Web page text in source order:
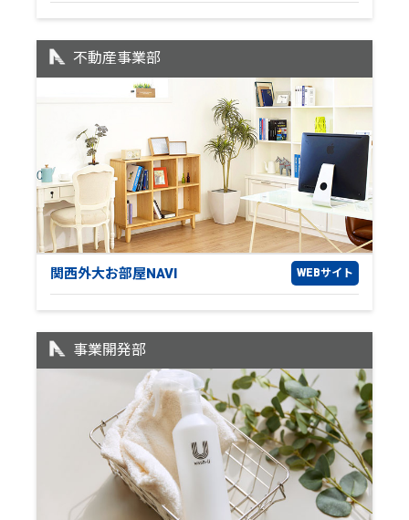
不動産事業部
関西外大お部屋NAVI WEBサイト
事業開発部